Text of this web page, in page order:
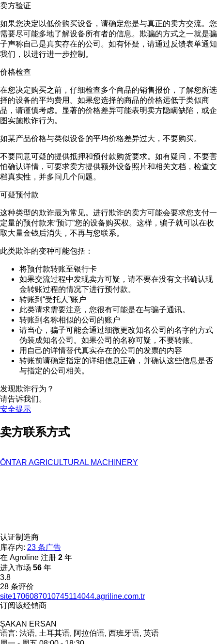
卖方验证
如果您决定以低价购买设备，请确定您是与真正的卖方交流。您
需要尽可能多地了解设备所有者的信息。欺骗的方式之一就是骗
子声称自己是真实存在的公司。如有怀疑，请通过反馈表单通知
我们，以进行进一步控制。
价格检查
在您决定购买之前，仔细检查多个商品的销售报价，了解您所选
择的设备的平均费用。如果您选择的商品的价格远低于类似商
品，请谨慎考虑。显著的价格差异可能表明卖方隐瞒缺陷，或企
图实施欺诈行为。
如某产品价格与类似设备的平均价格差异过大，不要购买。
不要同意可疑的提供抵押和预付款购货要求。如有疑问，不要害
怕确认详情，可要求卖方提供额外设备照片和相关文档，检查文
档真实性，并多问几个问题。
可疑预付款
这种类型的欺诈最为常见。进行欺诈的卖方可能会要求您支付一
定量的预付款来“预订”您的设备购买权。这样，骗子就可以在收
取大量金钱后消失，不再与您联系。
此类欺诈的变种可能包括：
将预付款转账至银行卡
如果交流过程中发现卖方可疑，请不要在没有文书确认现
金转账过程的情况下进行预付款。
转账到“受托人”账户
此类请求需要注意，您很有可能是在与骗子通讯。
转账到名称相似的公司的账户
请当心，骗子可能会通过细微更改知名公司的名字的方式
伪装成知名公司。如果公司的名称可疑，不要转账。
用自己的详情替代真实存在的公司的发票的内容
转账前请确定指定的详细信息正确，并确认这些信息是否
与指定的公司相关。
发现欺诈行为？
请告诉我们。
安全提示
卖方联系方式
ÖNTAR AGRICULTURAL MACHINERY
认证制造商
库存内: 23 条广告
在 Agroline 注册 2 年
进入市场 56 年
3.8
28 条评价
site1706087010745114044.agriline.com.tr
订阅该经销商
ŞAKAN ERSAN
语言: 法语, 土耳其语, 阿拉伯语, 西班牙语, 英语